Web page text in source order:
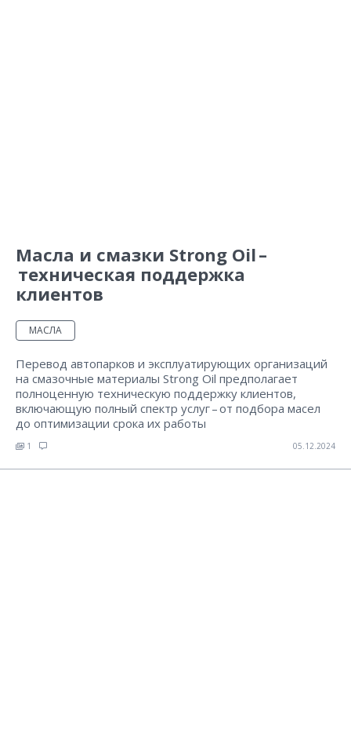
Масла и смазки Strong Oil –
техническая поддержка
клиентов
МАСЛА
Перевод автопарков и эксплуатирующих организаций
на смазочные материалы Strong Oil предполагает
полноценную техническую поддержку клиентов,
включающую полный спектр услуг – от подбора масел
до оптимизации срока их работы
1 05.12.2024